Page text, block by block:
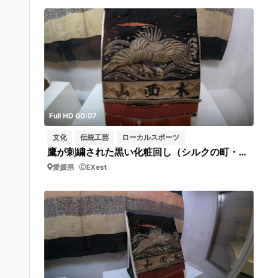
Full HD 00:07
文化 伝統工芸 ローカルスポーツ
鷹が刺繍された黒い化粧回し（シルクの町・西予市野村シルク博物館 ）フィックス
愛媛県 EXest